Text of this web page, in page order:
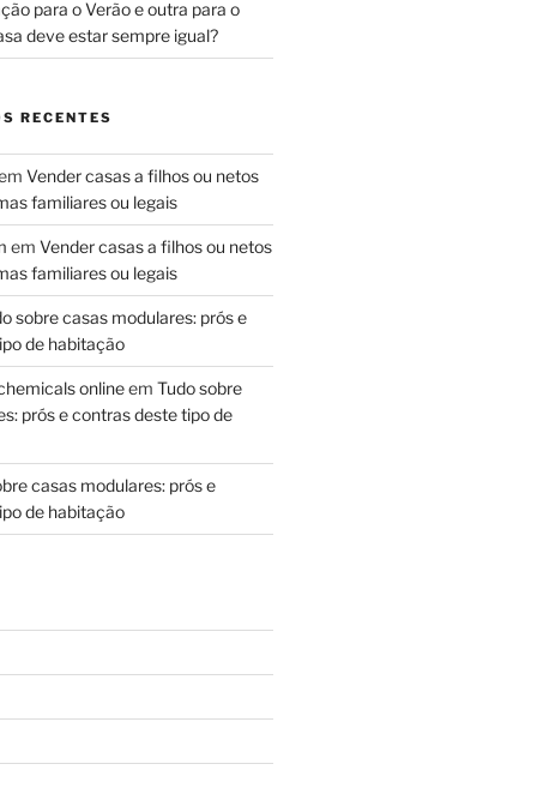
para o Verão e outra para o
deve estar sempre igual?
RECENTES
Vender casas a filhos ou netos
familiares ou legais
em Vender casas a filhos ou netos
familiares ou legais
sobre casas modulares: prós e
de habitação
onlineem Tudo sobre
prós e contras deste tipo de
casas modulares: prós e
de habitação